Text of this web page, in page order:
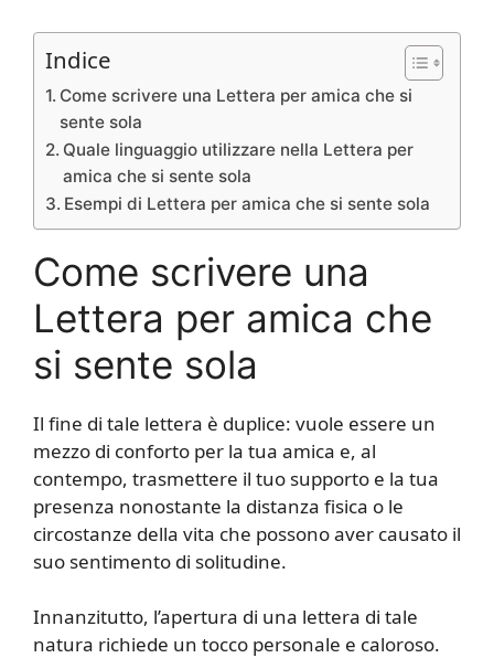
Indice
Come scrivere una Lettera per amica che si
sente sola
Quale linguaggio utilizzare nella Lettera per
amica che si sente sola
Esempi di Lettera per amica che si sente sola
Come scrivere una
Lettera per amica che
si sente sola
Il fine di tale lettera è duplice: vuole essere un
mezzo di conforto per la tua amica e, al
contempo, trasmettere il tuo supporto e la tua
presenza nonostante la distanza fisica o le
circostanze della vita che possono aver causato il
suo sentimento di solitudine.
Innanzitutto, l’apertura di una lettera di tale
natura richiede un tocco personale e caloroso.